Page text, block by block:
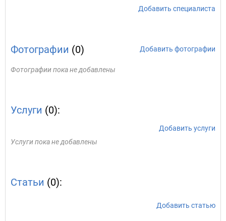
Добавить специалиста
Фотографии (0) Добавить фотографии
Фотографии пока не добавлены
Услуги (0):
Добавить услуги
Услуги пока не добавлены
Статьи (0):
Добавить статью